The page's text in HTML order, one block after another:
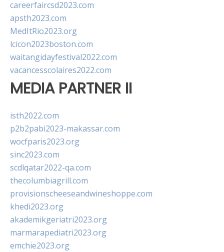
careerfaircsd2023.com
apsth2023.com
MedItRio2023.org
lcicon2023boston.com
waitangidayfestival2022.com
vacancesscolaires2022.com
MEDIA PARTNER II
isth2022.com
p2b2pabi2023-makassar.com
wocfparis2023.org
sinc2023.com
scdlqatar2022-qa.com
thecolumbiagrill.com
provisionscheeseandwineshoppe.com
khedi2023.org
akademikgeriatri2023.org
marmarapediatri2023.org
emchie2023.org